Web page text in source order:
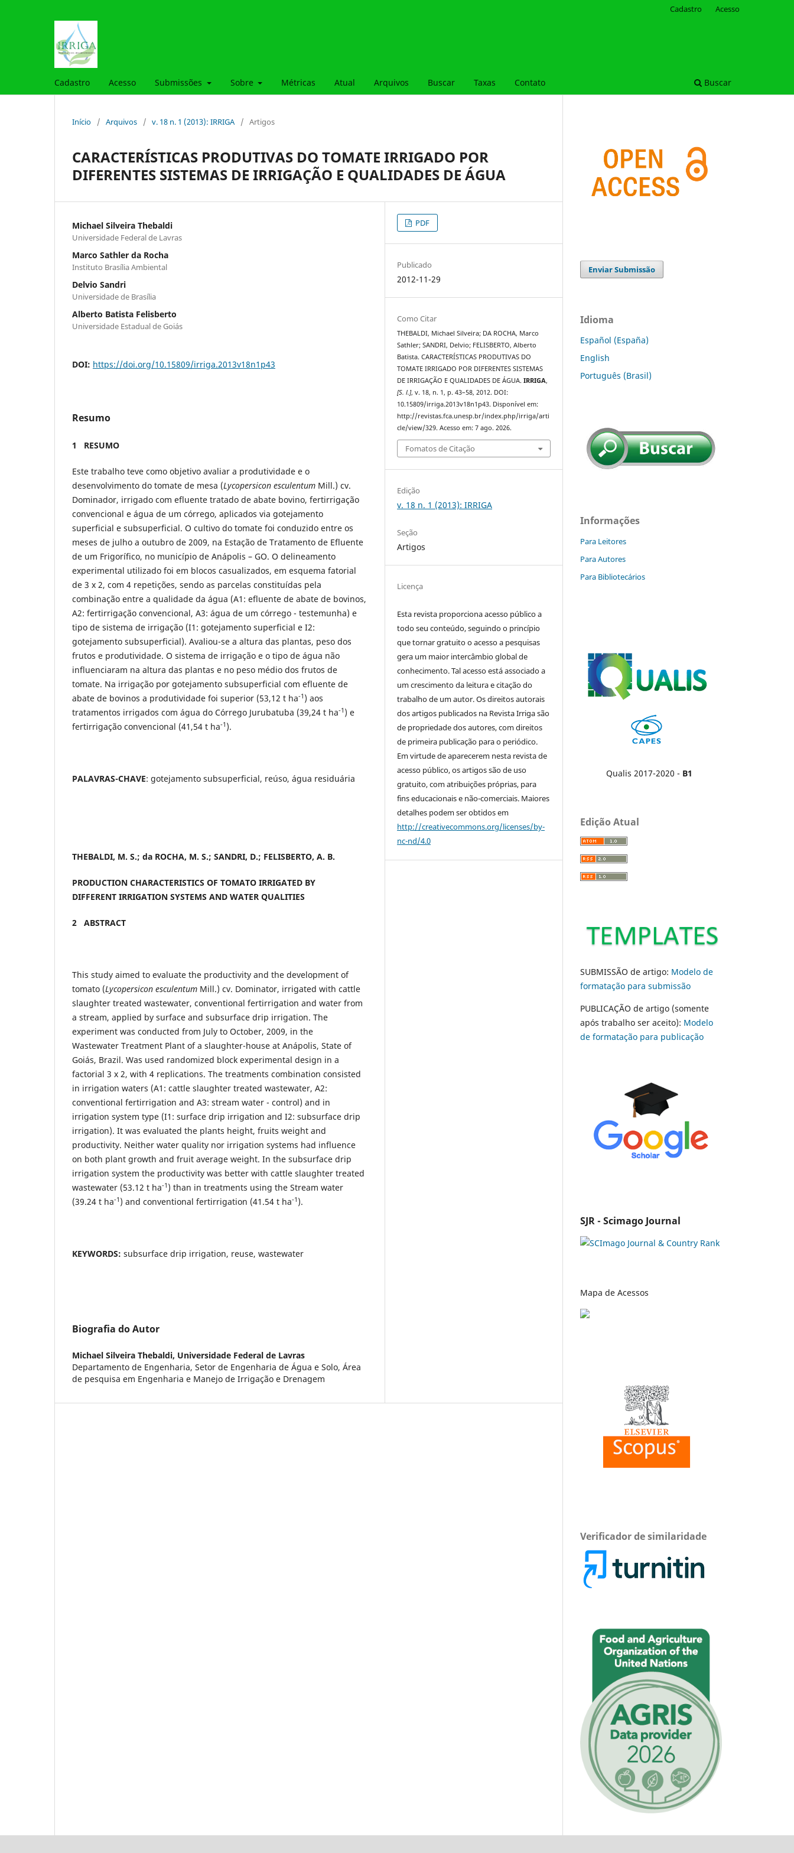
Cadastro Acesso Submissões Sobre Métricas Atual Arquivos Buscar Taxas Contato Buscar
Cadastro Acesso
Início / Arquivos / v. 18 n. 1 (2013): IRRIGA / Artigos
CARACTERÍSTICAS PRODUTIVAS DO TOMATE IRRIGADO POR
DIFERENTES SISTEMAS DE IRRIGAÇÃO E QUALIDADES DE ÁGUA
Michael Silveira Thebaldi
Universidade Federal de Lavras
Marco Sathler da Rocha
Instituto Brasília Ambiental
Delvio Sandri
Universidade de Brasília
Alberto Batista Felisberto
Universidade Estadual de Goiás
DOI: https://doi.org/10.15809/irriga.2013v18n1p43
Resumo
1 RESUMO
Este trabalho teve como objetivo avaliar a produtividade e o
desenvolvimento do tomate de mesa (Lycopersicon esculentum Mill.) cv.
Dominador, irrigado com efluente tratado de abate bovino, fertirrigação
convencional e água de um córrego, aplicados via gotejamento
superficial e subsuperficial. O cultivo do tomate foi conduzido entre os
meses de julho a outubro de 2009, na Estação de Tratamento de Efluente
de um Frigorífico, no município de Anápolis – GO. O delineamento
experimental utilizado foi em blocos casualizados, em esquema fatorial
de 3 x 2, com 4 repetições, sendo as parcelas constituídas pela
combinação entre a qualidade da água (A1: efluente de abate de bovinos,
A2: fertirrigação convencional, A3: água de um córrego - testemunha) e
tipo de sistema de irrigação (I1: gotejamento superficial e I2:
gotejamento subsuperficial). Avaliou-se a altura das plantas, peso dos
frutos e produtividade. O sistema de irrigação e o tipo de água não
influenciaram na altura das plantas e no peso médio dos frutos de
tomate. Na irrigação por gotejamento subsuperficial com efluente de
abate de bovinos a produtividade foi superior (53,12 t ha-1 ) aos
tratamentos irrigados com água do Córrego Jurubatuba (39,24 t ha-1 ) e
fertirrigação convencional (41,54 t ha-1 ).
PALAVRAS-CHAVE: gotejamento subsuperficial, reúso, água residuária
THEBALDI, M. S.; da ROCHA, M. S.; SANDRI, D.; FELISBERTO, A. B.
PRODUCTION CHARACTERISTICS OF TOMATO IRRIGATED BY
DIFFERENT IRRIGATION SYSTEMS AND WATER QUALITIES
2 ABSTRACT
This study aimed to evaluate the productivity and the development of
tomato (Lycopersicon esculentum Mill.) cv. Dominator, irrigated with cattle
slaughter treated wastewater, conventional fertirrigation and water from
a stream, applied by surface and subsurface drip irrigation. The
experiment was conducted from July to October, 2009, in the
Wastewater Treatment Plant of a slaughter-house at Anápolis, State of
Goiás, Brazil. Was used randomized block experimental design in a
factorial 3 x 2, with 4 replications. The treatments combination consisted
in irrigation waters (A1: cattle slaughter treated wastewater, A2:
conventional fertirrigation and A3: stream water - control) and in
irrigation system type (I1: surface drip irrigation and I2: subsurface drip
irrigation). It was evaluated the plants height, fruits weight and
productivity. Neither water quality nor irrigation systems had influence
on both plant growth and fruit average weight. In the subsurface drip
irrigation system the productivity was better with cattle slaughter treated
wastewater (53.12 t ha-1 ) than in treatments using the Stream water
(39.24 t ha-1 ) and conventional fertirrigation (41.54 t ha-1 ).
KEYWORDS: subsurface drip irrigation, reuse, wastewater
Biografia do Autor
Michael Silveira Thebaldi, Universidade Federal de Lavras
Departamento de Engenharia, Setor de Engenharia de Água e Solo, Área
de pesquisa em Engenharia e Manejo de Irrigação e Drenagem
PDF
Publicado
2012-11-29
Como Citar
THEBALDI, Michael Silveira; DA ROCHA, Marco
Sathler; SANDRI, Delvio; FELISBERTO, Alberto
Batista. CARACTERÍSTICAS PRODUTIVAS DO
TOMATE IRRIGADO POR DIFERENTES SISTEMAS
DE IRRIGAÇÃO E QUALIDADES DE ÁGUA.IRRIGA,
[S. l.], v. 18, n. 1, p. 43–58, 2012. DOI:
10.15809/irriga.2013v18n1p43. Disponível em:
http://revistas.fca.unesp.br/index.php/irriga/arti
cle/view/329. Acesso em: 7 ago. 2026.
Fomatos de Citação
Edição
v. 18 n. 1 (2013): IRRIGA
Seção
Artigos
Licença
Esta revista proporciona acesso público a
todo seu conteúdo, seguindo o princípio
que tornar gratuito o acesso a pesquisas
gera um maior intercâmbio global de
conhecimento. Tal acesso está associado a
um crescimento da leitura e citação do
trabalho de um autor. Os direitos autorais
dos artigos publicados na Revista Irriga são
de propriedade dos autores, com direitos
de primeira publicação para o periódico.
Em virtude de aparecerem nesta revista de
acesso público, os artigos são de uso
gratuito, com atribuições próprias, para
fins educacionais e não-comerciais. Maiores
detalhes podem ser obtidos em
http://creativecommons.org/licenses/by-
nc-nd/4.0
Enviar Submissão
Idioma
Español (España)
English
Português (Brasil)
Informações
Para Leitores
Para Autores
Para Bibliotecários
Qualis 2017-2020 - B1
Edição Atual
SUBMISSÃO de artigo: Modelo de
formatação para submissão
PUBLICAÇÃO de artigo (somente
após trabalho ser aceito): Modelo
de formatação para publicação
SJR - Scimago Journal
Mapa de Acessos
Verificador de similaridade